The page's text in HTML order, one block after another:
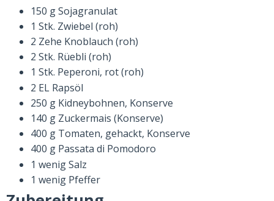
150 g Sojagranulat
1 Stk. Zwiebel (roh)
2 Zehe Knoblauch (roh)
2 Stk. Rüebli (roh)
1 Stk. Peperoni, rot (roh)
2 EL Rapsöl
250 g Kidneybohnen, Konserve
140 g Zuckermais (Konserve)
400 g Tomaten, gehackt, Konserve
400 g Passata di Pomodoro
1 wenig Salz
1 wenig Pfeffer